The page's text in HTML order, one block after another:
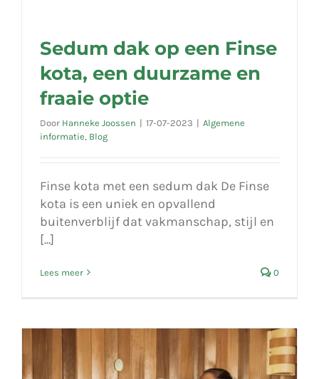
Sedum dak op een Finse
kota, een duurzame en
fraaie optie
Door Hanneke Joossen | 17-07-2023 | Algemene
informatie Blog
Finse kota met een sedum dak De Finse
kota is een uniek en opvallend
buitenverblijf dat vakmanschap, stijl en
[...]
Lees meer 0